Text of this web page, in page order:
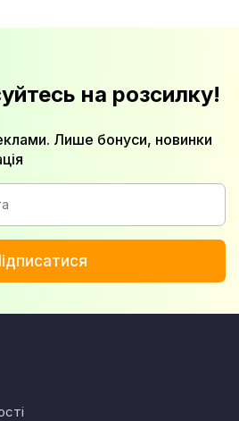
на розсилку!
Лише бонуси, новинки